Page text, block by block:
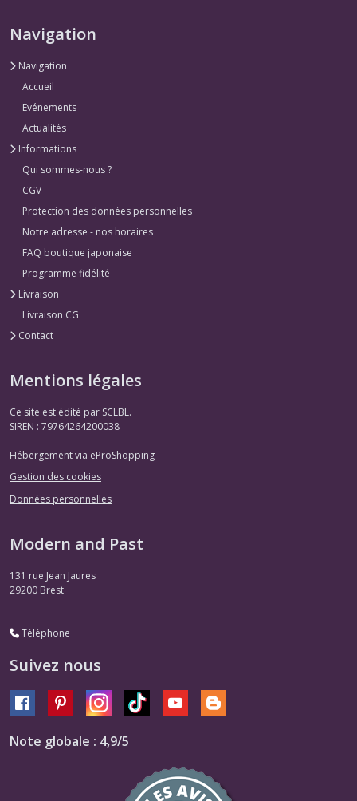
Navigation
Navigation
Accueil
Evénements
Actualités
Informations
Qui sommes-nous ?
CGV
Protection des données personnelles
Notre adresse - nos horaires
FAQ boutique japonaise
Programme fidélité
Livraison
Livraison CG
Contact
Mentions légales
Ce site est édité par SCLBL.
SIREN : 79764264200038
Hébergement via eProShopping
Gestion des cookies
Données personnelles
Modern and Past
131 rue Jean Jaures
29200 Brest
Téléphone
Suivez nous
Note globale : 4,9/5